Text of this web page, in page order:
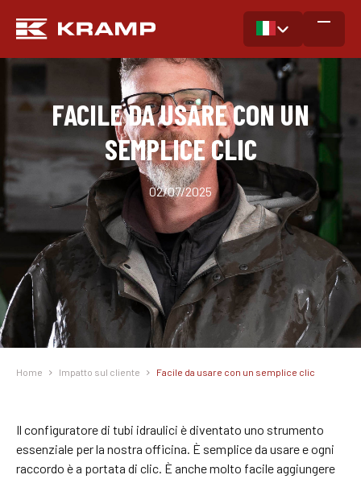
FACILE DA USARE CON UN
SEMPLICE CLIC
02/07/2025
Home Impatto sul cliente Facile da usare con un semplice clic
Il configuratore di tubi idraulici è diventato uno strumento
essenziale per la nostra officina. È semplice da usare e ogni
raccordo è a portata di clic. È anche molto facile aggiungere